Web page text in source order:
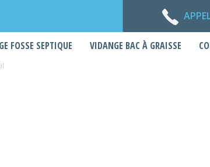
FOSSE SEPTIQUE VIDANGE BAC À GRAISSE